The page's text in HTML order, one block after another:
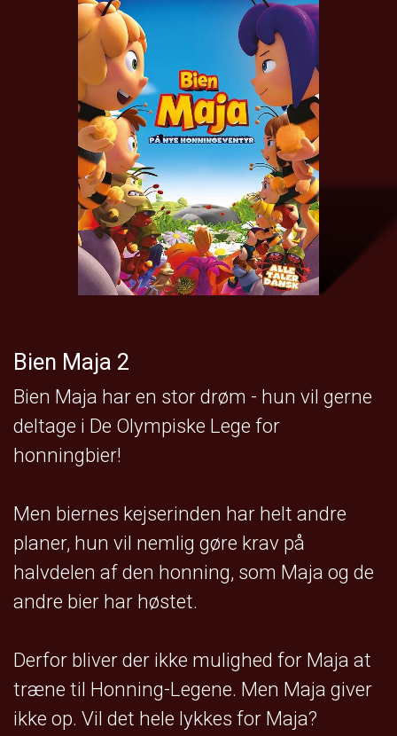
Bien Maja 2
Bien Maja har en stor drøm - hun vil gerne
deltage i De Olympiske Lege for
honningbier!
Men biernes kejserinden har helt andre
planer, hun vil nemlig gøre krav på
halvdelen af den honning, som Maja og de
andre bier har høstet.
Derfor bliver der ikke mulighed for Maja at
træne til Honning-Legene. Men Maja giver
ikke op. Vil det hele lykkes for Maja?